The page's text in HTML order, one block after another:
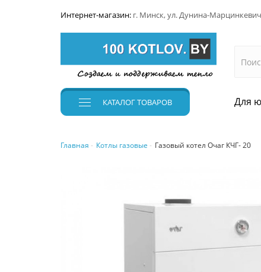
Интернет-магазин: г. Минск, ул. Дунина-
КАТАЛОГТОВАРОВ Для
Главная Котлы газовые Газовый котел Очаг КЧГ- 20